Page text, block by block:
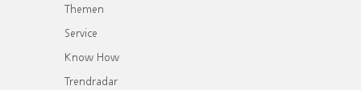
Themen
Service
Know How
Trendradar